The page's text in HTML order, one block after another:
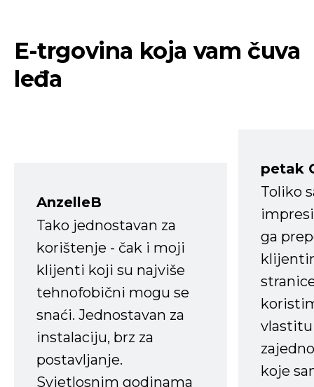
E-trgovina koja vam čuva
leđa
AnzelleB
Tako jednostavan za
korištenje - čak i moji
klijenti koji su najviše
tehnofobični mogu se
snaći. Jednostavan za
instalaciju, brz za
postavljanje.
Svjetlosnim godinama
petak
Toliko
ga
koje